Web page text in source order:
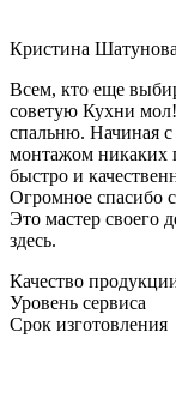
Кристина Шатунова
Всем, кто еще
советую Кухни
спальню. Начиная с
монтажом никаких
быстро и
Огромное спасибо
Это мастер своего
здесь.
Качество
Уровень сервиса
Срок изготовления